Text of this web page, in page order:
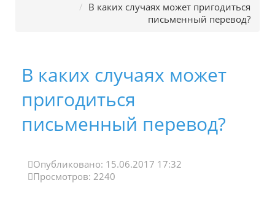
/ В каких случаях может пригодиться
письменный перевод?
В каких случаях может
пригодиться
письменный перевод?
Опубликовано: 15.06.2017 17:32
Просмотров: 2240